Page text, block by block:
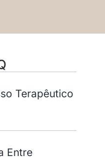
Terapêutico
Entre